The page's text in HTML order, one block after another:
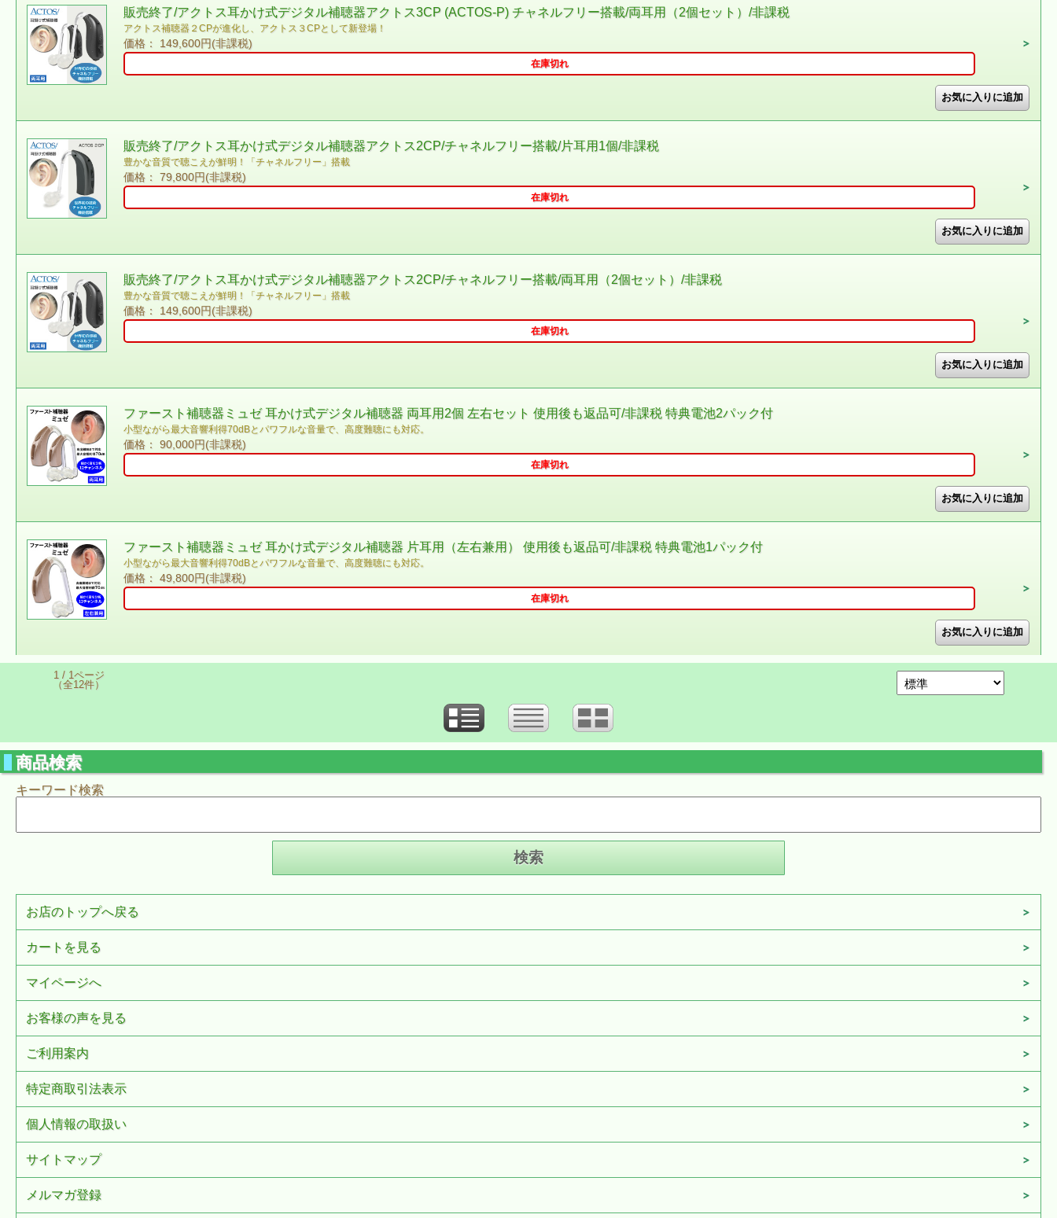
販売終了/アクトス耳かけ式デジタル補聴器アクトス3CP (ACTOS-P) チャネルフリー搭載/両耳用（2個セット）/非課税
アクトス補聴器２CPが進化し、アクトス３CPとして新登場！
価格： 149,600円(非課税)
在庫切れ
販売終了/アクトス耳かけ式デジタル補聴器アクトス2CP/チャネルフリー搭載/片耳用1個/非課税
豊かな音質で聴こえが鮮明！「チャネルフリー」搭載
価格： 79,800円(非課税)
在庫切れ
販売終了/アクトス耳かけ式デジタル補聴器アクトス2CP/チャネルフリー搭載/両耳用（2個セット）/非課税
豊かな音質で聴こえが鮮明！「チャネルフリー」搭載
価格： 149,600円(非課税)
在庫切れ
ファースト補聴器ミュゼ 耳かけ式デジタル補聴器 両耳用2個 左右セット 使用後も返品可/非課税 特典電池2パック付
小型ながら最大音響利得70dBとパワフルな音量で、高度難聴にも対応。
価格： 90,000円(非課税)
在庫切れ
ファースト補聴器ミュゼ 耳かけ式デジタル補聴器 片耳用（左右兼用） 使用後も返品可/非課税 特典電池1パック付
小型ながら最大音響利得70dBとパワフルな音量で、高度難聴にも対応。
価格： 49,800円(非課税)
在庫切れ
1 / 1ページ
（全12件）
商品検索
キーワード検索
お店のトップへ戻る
カートを見る
マイページへ
お客様の声を見る
ご利用案内
特定商取引法表示
個人情報の取扱い
サイトマップ
メルマガ登録